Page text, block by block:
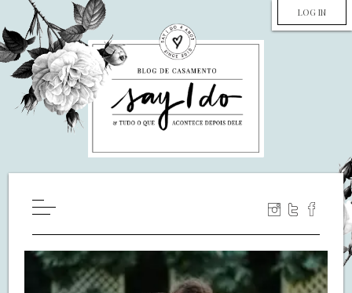
LOG IN
WILL YOU MARRY ME?
LUA DE MEL